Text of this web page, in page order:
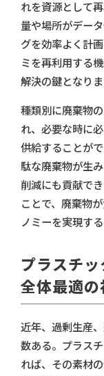
れを資源として
量や場所がデー
グを効率よく計
ミを再利用する
解決の鍵となりま
種類別に廃棄物
れ、必要な時に
供給することが
駄な廃棄物が生
削減にも貢献で
ことで、廃棄物
ノミーを実現す
プラスチ
全体最適の
近年、過剰生産
数ある。プラス
れば、その素材